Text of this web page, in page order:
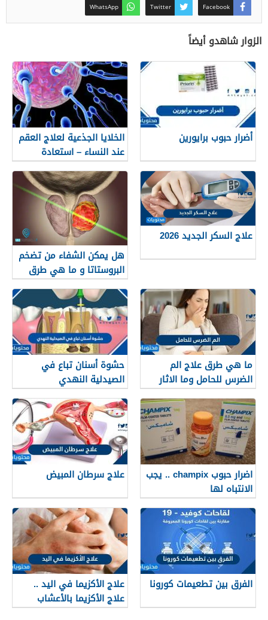
Facebook
Twitter
WhatsApp
الزوار شاهدو أيضاً
أضرار حبوب برايورين
الخلایا الجذعیة لعلاج العقم
عند النساء – استعادة
للمبیض والأمل في الحمل
علاج السكر الجديد 2026
هل يمكن الشفاء من تضخم
البروستاتا و ما هي طرق
العلاج؟
ما هي طرق علاج الم
الضرس للحامل وما الاثار
الجانبية لهذه العلاجات
حشوة أسنان تباع في
الصيدلية النهدي
اضرار حبوب champix .. يجب
الانتباه لها
علاج سرطان المبيض
الفرق بين تطعيمات كورونا
علاج الأكزيما في اليد ..
علاج الأكزيما بالأعشاب